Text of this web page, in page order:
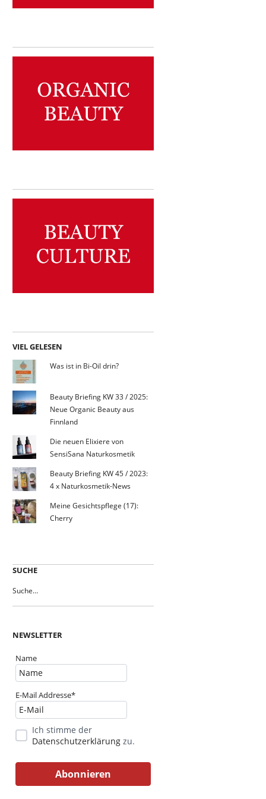
VIEL GELESEN
Was ist in Bi-Oil drin?
Beauty Briefing KW 33 / 2025:
Neue Organic Beauty aus
Finnland
Die neuen Elixiere von
SensiSana Naturkosmetik
Beauty Briefing KW 45 / 2023:
4 x Naturkosmetik-News
Meine Gesichtspflege (17):
Cherry
SUCHE
NEWSLETTER
Name
E-Mail Addresse*
Ich stimme der
Datenschutzerklärung zu.